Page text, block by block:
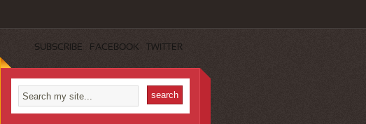
SUBSCRIBE FACEBOOK TWITTER